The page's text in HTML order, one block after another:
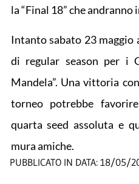
la “Final 18” che andranno
Intanto sabato 23
di regular season per i
Mandela”. Una vittoria
torneo potrebbe
quarta seed assoluta e
mura amiche.
PUBBLICATO IN DATA: 18/05/